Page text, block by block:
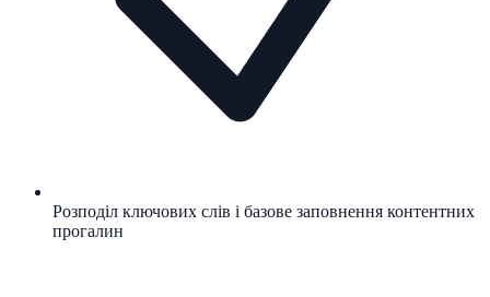
Розподіл ключових слів і базове заповнення контентних
прогалин